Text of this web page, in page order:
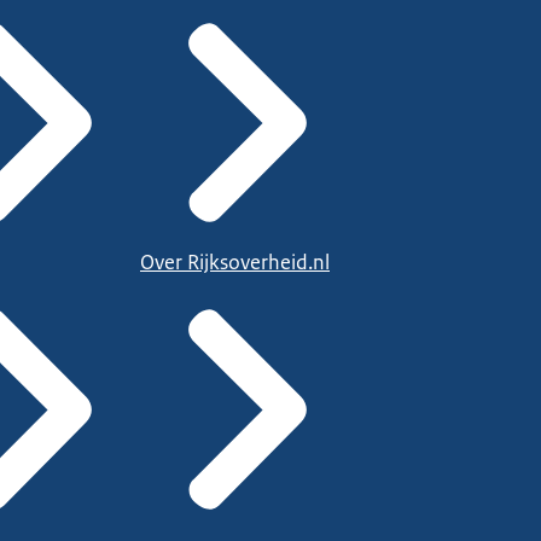
Over Rijksoverheid.nl